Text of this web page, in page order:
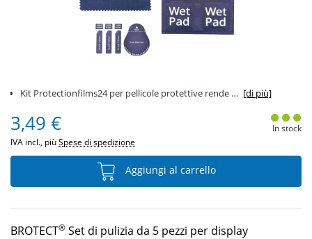
Kit Protectionfilms24 per pellicole protettive rende l'applicazione facile. [di più]
3,49 €
IVA incl., piùSpese di spedizione
In stock
Aggiungi al carrello
BROTECT® Set di pulizia da 5 pezzi per display